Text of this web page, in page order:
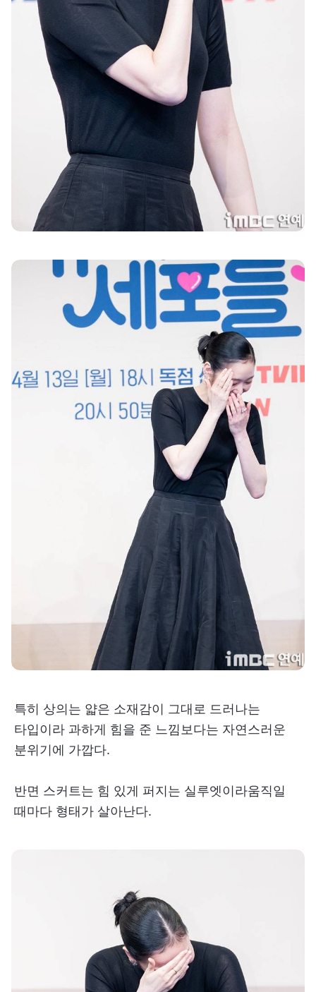
특히 상의는 얇은 소재감이 그대로 드러나는
타입이라 과하게 힘을 준 느낌보다는 자연스러운
분위기에 가깝다.
반면 스커트는 힘 있게 퍼지는 실루엣이라움직일
때마다 형태가 살아난다.